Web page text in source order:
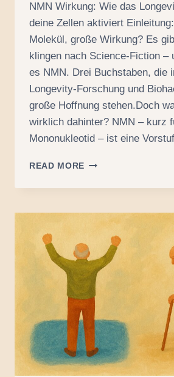
NMN Wirkung: Wie das
deine Zellen aktiviert
Molekül, große Wirkung? Es
klingen nach Science-Fiction –
es NMN. Drei Buchstaben, die
Longevity-Forschung und
große Hoffnung stehen.Doch
wirklich dahinter? NMN – kurz
Mononukleotid – ist eine
READ MORE NMN
WIE
LONGEVITY-
DEINE
ZELLEN
AKTIVIERT